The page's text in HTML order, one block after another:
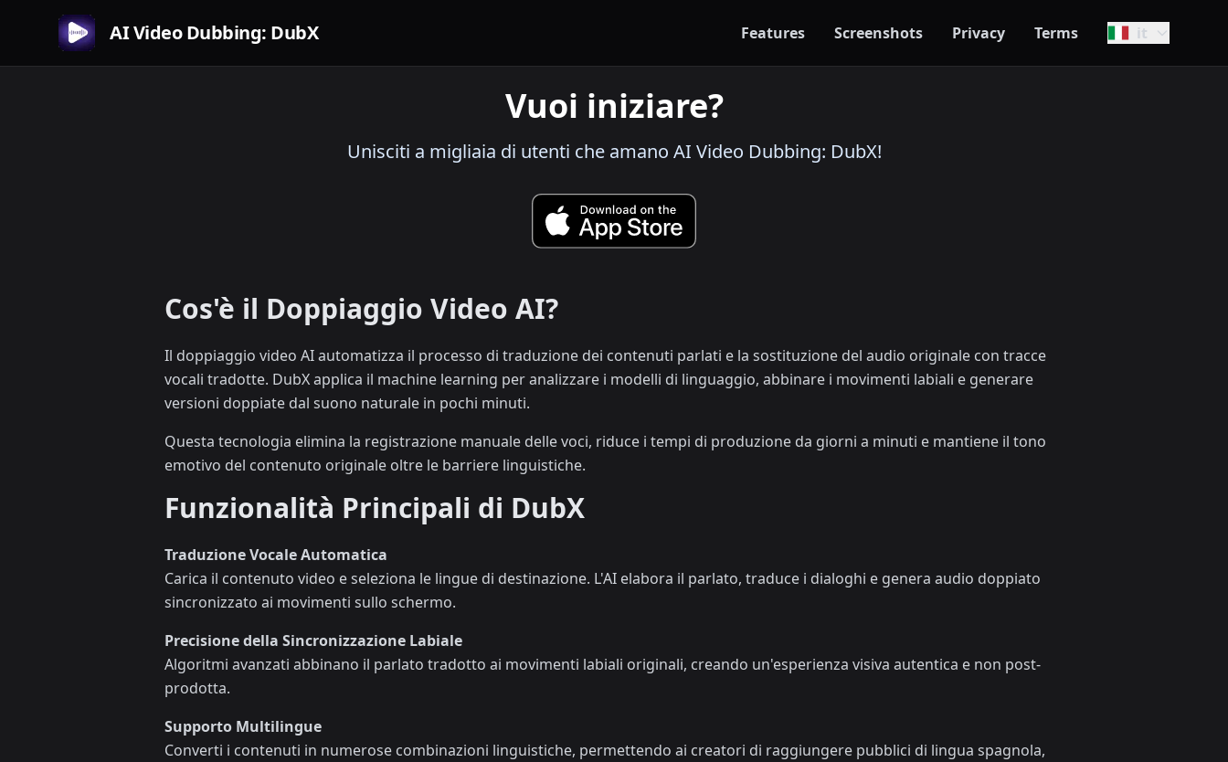
AI Video Dubbing: DubX Features Screenshots Privacy Terms it
Vuoi iniziare?
Unisciti a migliaia di utenti che amano AI Video Dubbing: DubX!
Cos'è il Doppiaggio Video AI?
Il doppiaggio video AI automatizza il processo di traduzione dei contenuti parlati e la sostituzione del audio originale con tracce
vocali tradotte. DubX applica il machine learning per analizzare i modelli di linguaggio, abbinare i movimenti labiali e generare
versioni doppiate dal suono naturale in pochi minuti.
Questa tecnologia elimina la registrazione manuale delle voci, riduce i tempi di produzione da giorni a minuti e mantiene il tono
emotivo del contenuto originale oltre le barriere linguistiche.
Funzionalità Principali di DubX
Traduzione Vocale Automatica
Carica il contenuto video e seleziona le lingue di destinazione. L'AI elabora il parlato, traduce i dialoghi e genera audio doppiato
sincronizzato ai movimenti sullo schermo.
Precisione della Sincronizzazione Labiale
Algoritmi avanzati abbinano il parlato tradotto ai movimenti labiali originali, creando un'esperienza visiva autentica e non post-
prodotta.
Supporto Multilingue
Converti i contenuti in numerose combinazioni linguistiche, permettendo ai creatori di raggiungere pubblici di lingua spagnola,